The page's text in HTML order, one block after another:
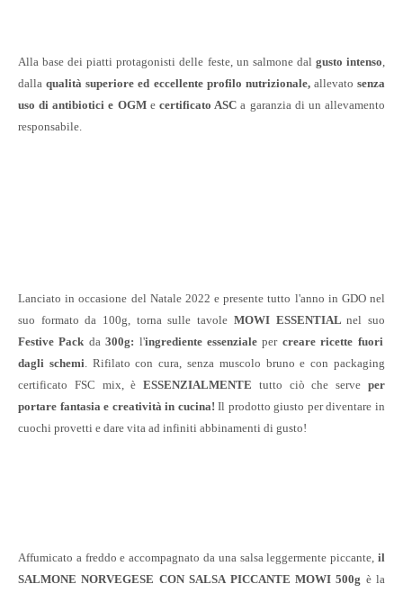
Alla base dei piatti protagonisti delle feste, un salmone dal gusto intenso,
dallaqualità superiore ed eccellente profilo nutrizionale, allevato senza
uso di antibiotici e OGMecertificato ASC a garanzia di un allevamento
responsabile.
Lanciato in occasione del Natale 2022 e presente tutto l'anno in GDO nel
suo formato da 100g, torna sulle tavole MOWI ESSENTIALnel suo
Festive Pack da300g: l'ingrediente essenzialeper creare ricette fuori
dagli schemi. Rifilato con cura, senza muscolo bruno e con packaging
certificato FSC mix, èESSENZIALMENTE tutto ciò che serveper
portare fantasia e creatività in cucina!Il prodotto giusto per diventare in
cuochi provetti e dare vita ad infiniti abbinamenti di gusto!
Affumicato a freddo e accompagnato da una salsa leggermente piccante, il
SALMONE NORVEGESE CON SALSA PICCANTE MOWI 500g è la